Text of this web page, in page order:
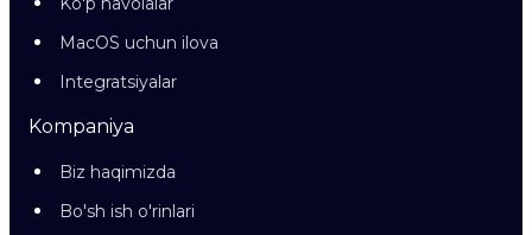
MacOS uchun ilova
Integratsiyalar
Kompaniya
Biz haqimizda
Bo'sh ish o'rinlari